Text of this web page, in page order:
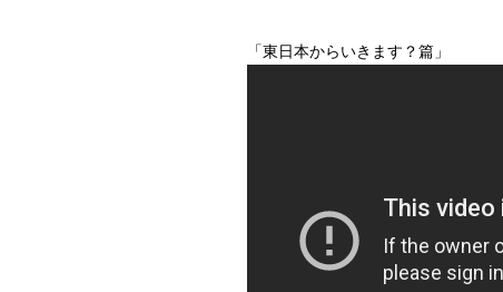
「東日本からいきます？篇」